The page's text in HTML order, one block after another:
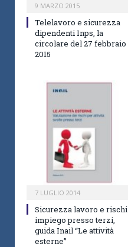
9 MARZO 2015
Telelavoro e sicurezza
dipendenti Inps, la
circolare del 27 febbraio
2015
7 LUGLIO 2014
Sicurezza lavoro e rischi
impiego presso terzi,
guida Inail “Le attività
esterne”